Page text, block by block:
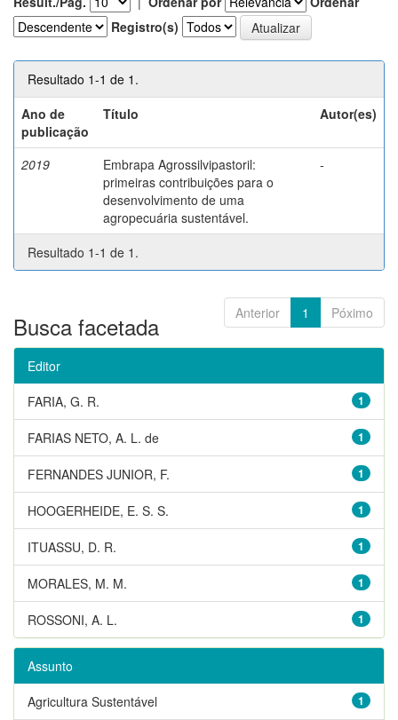
Registro(s)
Resultado 1-1 de 1.
Ano de
publicação
Título Autor(es)
2019
Embrapa Agrossilvipastoril:
primeiras contribuições para o
desenvolvimento de uma
agropecuária sustentável.
-
Resultado 1-1 de 1.
Anterior 1 Póximo
Busca facetada
Editor
1
FARIA, G. R.
1
FARIAS NETO, A. L. de
1
FERNANDES JUNIOR, F.
1
HOOGERHEIDE, E. S. S.
1
ITUASSU, D. R.
1
MORALES, M. M.
1
ROSSONI, A. L.
Assunto
1
Agricultura Sustentável